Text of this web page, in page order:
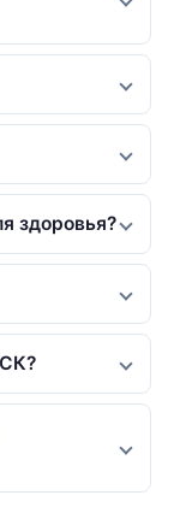
здоровья?